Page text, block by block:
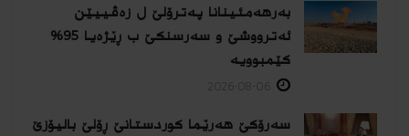
بەرهەمئینانا په‌ترۆلێ ل زه‌ڤییێن
ئەترووشێ و سەرسنكێ ب ڕێژەیا 95%
كێمبوویە
سەرۆکێ هەرێما کوردستانێ ڕۆلێ بالیۆزێ